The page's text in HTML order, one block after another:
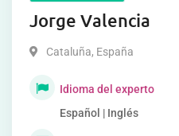
Jorge Valencia
Cataluña, España
Idioma del experto
Español | Inglés